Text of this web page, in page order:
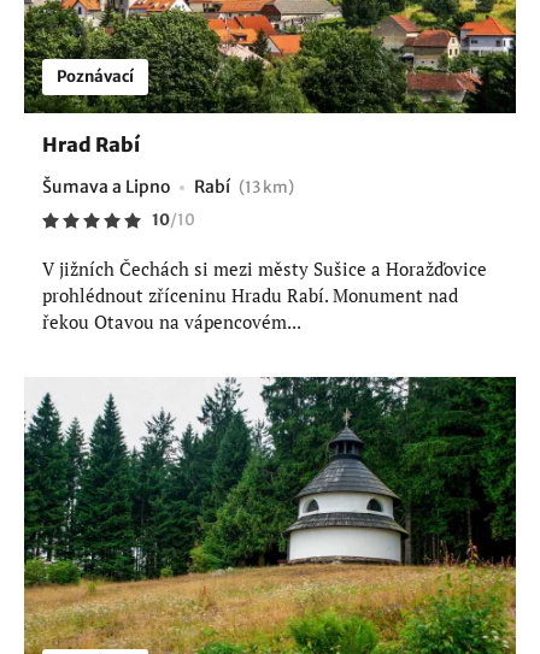
Poznávací
Hrad Rabí
Šumava a Lipno Rabí (13 km)
10/10
V jižních Čechách si mezi městy Sušice a Horažďovice
prohlédnout zříceninu Hradu Rabí. Monument nad
řekou Otavou na vápencovém...